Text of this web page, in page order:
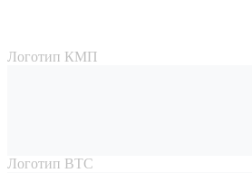
Логотип КМП
Логотип ВТС